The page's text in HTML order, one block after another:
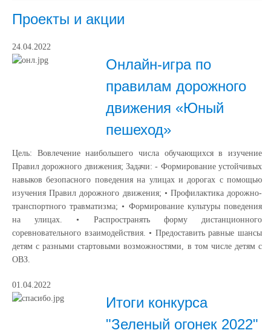
Проекты и акции
24.04.2022
Онлайн-игра по
правилам дорожного
движения «Юный
пешеход»
Цель: Вовлечение наибольшего числа обучающихся в изучение
Правил дорожного движения; Задачи: - Формирование устойчивых
навыков безопасного поведения на улицах и дорогах с помощью
изучения Правил дорожного движения; • Профилактика дорожно-
транспортного травматизма; • Формирование культуры поведения
на улицах. • Распространять форму дистанционного
соревновательного взаимодействия. • Предоставить равные шансы
детям с разными стартовыми возможностями, в том числе детям с
ОВЗ.
01.04.2022
Итоги конкурса
"Зеленый огонек 2022"